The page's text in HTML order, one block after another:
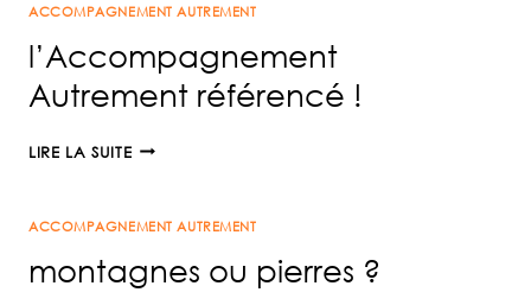
ACCOMPAGNEMENT AUTREMENT
l’Accompagnement
Autrement référencé !
LIRE LA SUITEL’ACCOMPAGNEMENT
!
ACCOMPAGNEMENT AUTREMENT
montagnes ou pierres ?